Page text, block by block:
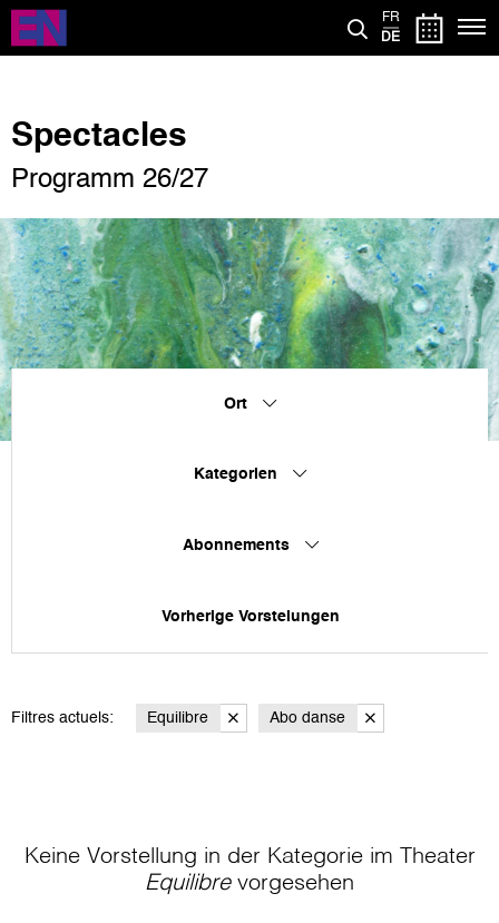
Direkt
zum
Inhalt
FR
DE
Spectacles
Programm 26/27
Ort
Kategorien
Abonnements
Vorherige Vorstelungen
Filtres actuels: Equilibre Abo danse
Keine Vorstellung in der Kategorie im Theater
Equilibrevorgesehen